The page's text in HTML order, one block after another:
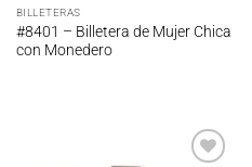
BILLETERAS
#8401 – Billetera de Mujer Chica
con Monedero